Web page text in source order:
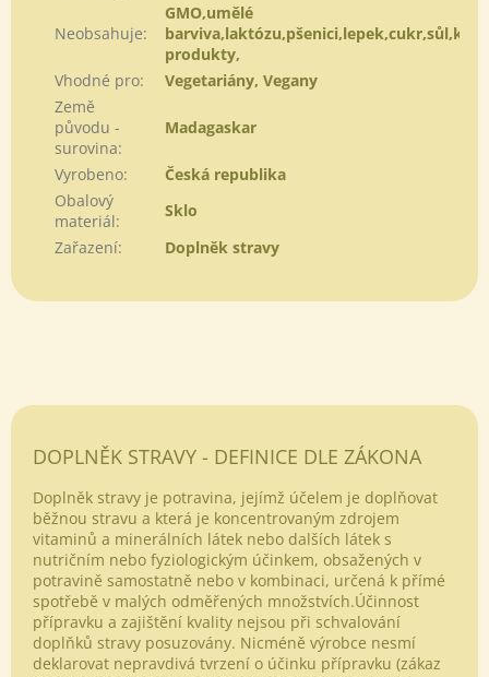
Neobsahuje:
GMO,umělé
produkty,
Vhodné pro:
Vegetariány, Vegany
Země
původu -
surovina:
Madagaskar
Vyrobeno:
Česká republika
Obalový
materiál:
Sklo
Zařazení: Doplněk stravy
DOPLNĚK STRAVY - DEFINICE DLE ZÁKONA
Doplněk stravy je potravina, jejímž účelem je doplňovat
běžnou stravu a která je koncentrovaným zdrojem
vitaminů a minerálních látek nebo dalších látek s
nutričním nebo fyziologickým účinkem, obsažených v
potravině samostatně nebo v kombinaci, určená k přímé
spotřebě v malých odměřených množstvích.Účinnost
přípravku a zajištění kvality nejsou při schvalování
doplňků stravy posuzovány. Nicméně výrobce nesmí
deklarovat nepravdivá tvrzení o účinku přípravku (zákaz
Odeslat
Powered by chaterimo